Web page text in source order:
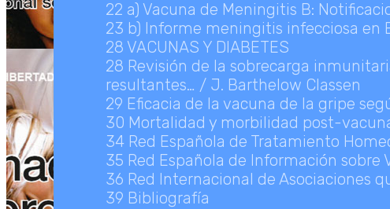
22 a) Vacuna de Meningitis B:
23 b) Informe meningitis infecciosa en
28 VACUNAS Y DIABETES
28 Revisión de la sobrecarga
resultantes… / J. Barthelow Classen
29 Eficacia de la vacuna de la gripe
30 Mortalidad y morbilidad post-
34 Red Española de Tratamiento
35 Red Española de Información sobre
36 Red Internacional de Asociaciones
39 Bibliografía